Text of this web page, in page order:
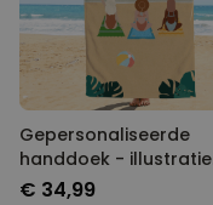
Gepersonaliseerde
handdoek - illustratie
vriendinnen strand
€ 34,99